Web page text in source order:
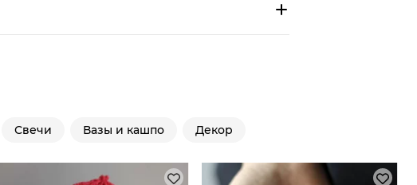
Свечи Вазы и кашпо Декор